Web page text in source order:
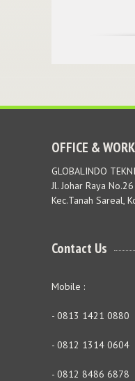
OFFICE &
GLOBALINDO
Jl. Johar Raya
Kec.Tanah Sareal,
Contact Us
Mobile :
- 0813 1421 0880
- 0812 1314 0604
- 0812 8486 6878